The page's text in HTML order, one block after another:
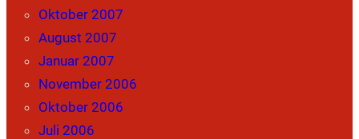
Oktober 2007
August 2007
Januar 2007
November 2006
Oktober 2006
Juli 2006